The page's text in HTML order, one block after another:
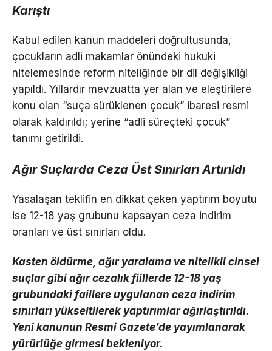
Karıştı
Kabul edilen kanun maddeleri doğrultusunda,
çocukların adli makamlar önündeki hukuki
nitelemesinde reform niteliğinde bir dil değişikliği
yapıldı. Yıllardır mevzuatta yer alan ve eleştirilere
konu olan “suça sürüklenen çocuk” ibaresi resmi
olarak kaldırıldı; yerine “adli süreçteki çocuk”
tanımı getirildi.
Ağır Suçlarda Ceza Üst Sınırları Artırıldı
Yasalaşan teklifin en dikkat çeken yaptırım boyutu
ise 12-18 yaş grubunu kapsayan ceza indirim
oranları ve üst sınırları oldu.
Kasten öldürme, ağır yaralama ve nitelikli cinsel
suçlar gibi ağır cezalık fiillerde 12-18 yaş
grubundaki faillere uygulanan ceza indirim
sınırları yükseltilerek yaptırımlar ağırlaştırıldı.
Yeni kanunun Resmi Gazete’de yayımlanarak
yürürlüğe girmesi bekleniyor.